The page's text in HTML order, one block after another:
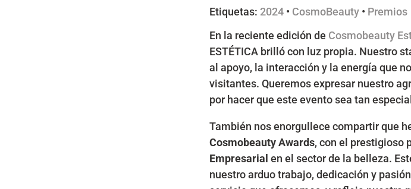
Etiquetas: 2024 • CosmoBeauty • Premios
En la reciente edición de Cosmobeauty
ESTÉTICA brilló con luz propia. Nuestro
al apoyo, la interacción y la energía que
visitantes. Queremos expresar nuestro
por hacer que este evento sea tan
También nos enorgullece compartir que
Cosmobeauty Awards, con el prestigioso
Empresarial en el sector de la belleza.
nuestro arduo trabajo, dedicación y